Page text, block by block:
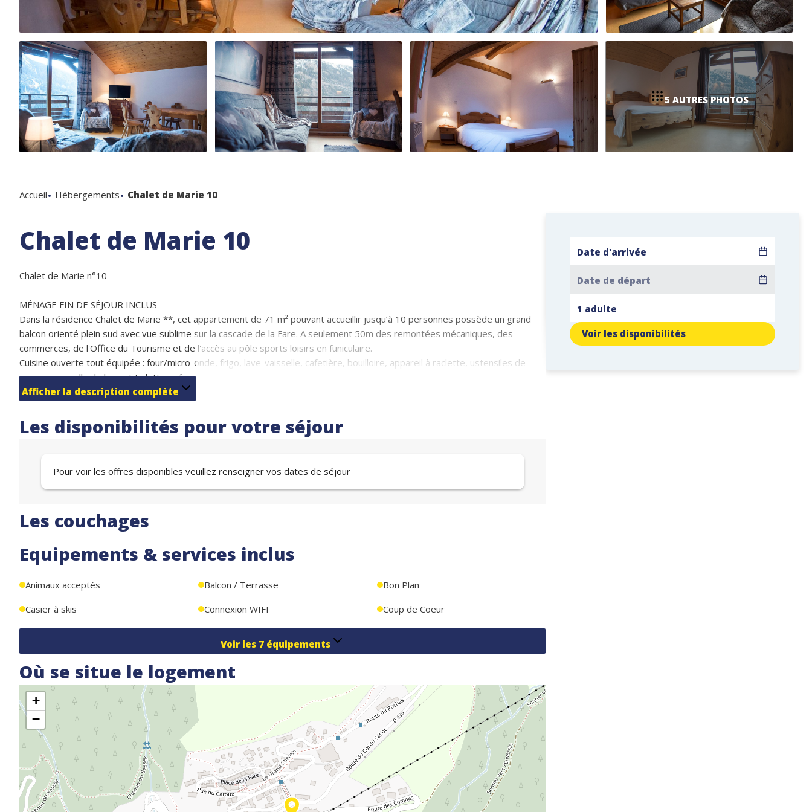
5 AUTRES PHOTOS
Accueil Hébergements Chalet de Marie 10
Chalet de Marie 10
Chalet de Marie n°10
MÉNAGE FIN DE SÉJOUR INCLUS
Dans la résidence Chalet de Marie **, cet appartement de 71 m² pouvant accueillir jusqu’à 10 personnes possède un grand
balcon orienté plein sud avec vue sublime sur la cascade de la Fare. A seulement 50m des remontées mécaniques, des
commerces, de l'Office du Tourisme et de l'accès au pôle sports loisirs en funiculaire.
Cuisine ouverte tout équipée : four/micro-onde, frigo, lave-vaisselle, cafetière, bouilloire, appareil à raclette, ustensiles de
cuisine, une salle de bain et toilettes séparées.
Couchages :
1 chambre avec lit double en 140 avec accès terrasse (2 couchages)
1 chambre avec lit double en 140 (2 couchages)
Mezzanine avec lit simple en 80 (1 couchage)
WIFI + casier à ski dans la résidence.
Afficher la description complète
Les disponibilités pour votre séjour
Pour voir les offres disponibles veuillez renseigner vos dates de séjour
Les couchages
Equipements & services inclus
Animaux acceptés Balcon / Terrasse
Bon Plan
Casier à skis
Connexion WIFI Coup de Coeur
Voir les 7 équipements
Où se situe le logement
+
−
Voir les disponibilités